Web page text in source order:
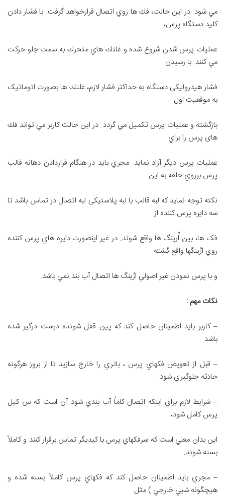
مي شود. در اين حالت، فك ها روي اتصال قرارخواهد گرفت. با فشار دادن
كليد دستگاه پرس،
عمليات پرس شدن شروع شده و غلتك هاي متحرك به سمت جلو حركت
مي كنند. با رسيدن
فشار هيدرولیکی دستگاه به حداكثر فشار لازم، غلتك ها بصورت اتوماتیک
به موقعيت اول
بازگشته و عمليات پرس تكميل مي گردد. در اين حالت كاربر مي تواند فك
های پرس را براي
عمليات پرس ديگر آزاد نمايد. مجري بايد در هنگام قراردادن دهانه قالب
پرس برروي حلقه به اين
نكته توجه نمايد كه لبه قالب با لبه پلاستیکی لبه اتصال در تماس باشد تا
سه دايره پرس كننده از
فک ها، بين اُرينگ ها واقع شوند. در غير اينصورت دايره هاي پرس كننده
روي ارُينگها واقع گشته
و با پرس نمودن غير اصولي ارُينگ ها اتصال آب بند نمي باشد.
نکات مهم :
– كاربر بايد اطمينان حاصل كند كه پين قفل شونده درست درگير شده
باشد.
– قبل از تعويض فكهاي پرس ، باتري را خارج سازيد تا از بروز هرگونه
حادثه جلوگيري شود.
– شرايط لازم براي اينكه اتصال كاماً آب بندي شود آن است كه س كيل
پرس كامل شود،
اين بدان معني است كه سرفكهاي پرس با كيديگر تماس برقرار كنند و كاملاً
بسته شوند.
– مجري بايد اطمينان حاصل كند كه فكهاي پرس كاملاً بسته شده و
هيچگونه شيي خارجي ) مثل